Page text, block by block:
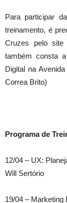
Para participar
treinamento, é
Cruzes pelo site
também consta
Digital na
Correa Brito)
Programa de
12/04 – UX:
Will Sertório
19/04 – Marketing